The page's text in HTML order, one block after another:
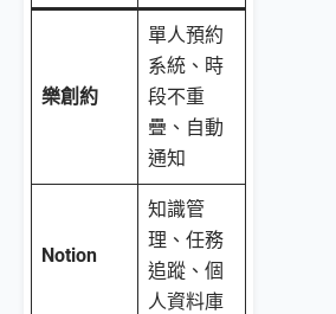
樂創約
單人預約
系統、時
段不重
疊、自動
通知
Notion
知識管
理、任務
追蹤、個
人資料庫